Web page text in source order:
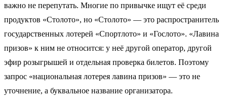
важно не перепутать. Многие по привычке ищут её среди
продуктов «Столото», но «Столото» — это распространитель
государственных лотерей «Спортлото» и «Гослото». «Лавина
призов» к ним не относится: у неё другой оператор, другой
эфир розыгрышей и отдельная проверка билетов. Поэтому
запрос «национальная лотерея лавина призов» — это не
уточнение, а буквальное название организатора.